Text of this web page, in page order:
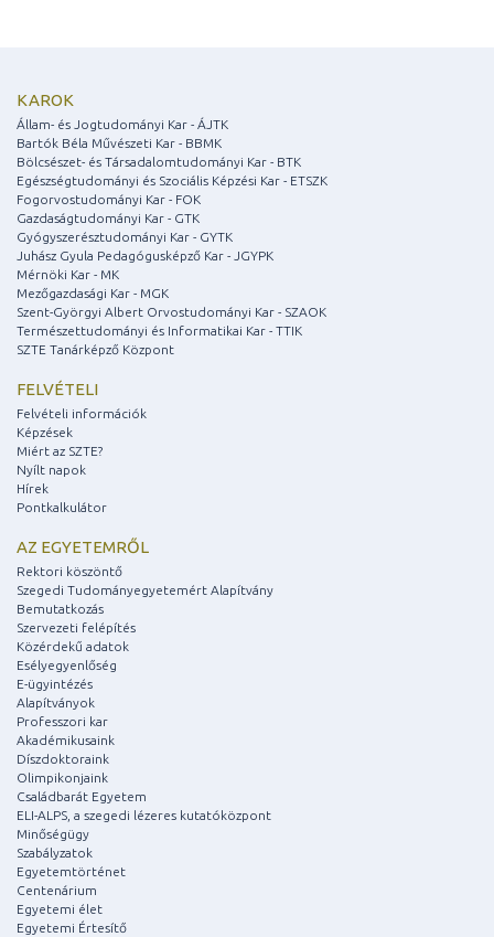
KAROK
Állam- és Jogtudományi Kar - ÁJTK
Bartók Béla Művészeti Kar - BBMK
Bölcsészet- és Társadalomtudományi Kar - BTK
Egészségtudományi és Szociális Képzési Kar - ETSZK
Fogorvostudományi Kar - FOK
Gazdaságtudományi Kar - GTK
Gyógyszerésztudományi Kar - GYTK
Juhász Gyula Pedagógusképző Kar - JGYPK
Mérnöki Kar - MK
Mezőgazdasági Kar - MGK
Szent-Györgyi Albert Orvostudományi Kar - SZAOK
Természettudományi és Informatikai Kar - TTIK
SZTE Tanárképző Központ
FELVÉTELI
Felvételi információk
Képzések
Miért az SZTE?
Nyílt napok
Hírek
Pontkalkulátor
AZ EGYETEMRŐL
Rektori köszöntő
Szegedi Tudományegyetemért Alapítvány
Bemutatkozás
Szervezeti felépítés
Közérdekű adatok
Esélyegyenlőség
E-ügyintézés
Alapítványok
Professzori kar
Akadémikusaink
Díszdoktoraink
Olimpikonjaink
Családbarát Egyetem
ELI-ALPS, a szegedi lézeres kutatóközpont
Minőségügy
Szabályzatok
Egyetemtörténet
Centenárium
Egyetemi élet
Egyetemi Értesítő